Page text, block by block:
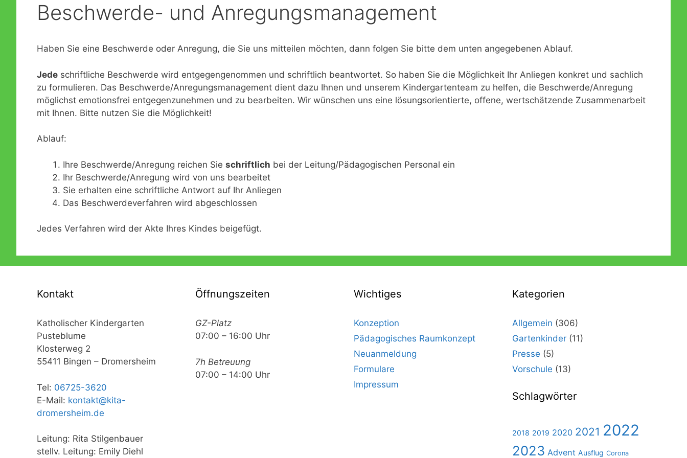
Formulare Eingewöhnungskonzept
Konzeption der KiTa
Dreistufiges Bildungskonzept
Fragen und Antworten zur Praxis der Offenen Arbeit
Brandschutzmaßnahmen
Bibelstunde
St. Martin Ein Garten für Kinder – Das Konzept
Einweihung der Räumlichkeiten
Einweihung des Außengeländes
Lesemaus trifft Leseratte Gartenkinder Konzept
Sonos
Beschwerde- und Anregungsmanagement
Haben Sie eine Beschwerde oder Anregung, die Sie uns mitteilen möchten, dann folgen Sie bitte dem unten angegebenen Ablauf.
Jede schriftliche Beschwerde wird entgegengenommen und schriftlich beantwortet. So haben Sie die Möglichkeit Ihr Anliegen konkret und sachlich
zu formulieren. Das Beschwerde/Anregungsmanagement dient dazu Ihnen und unserem Kindergartenteam zu helfen, die Beschwerde/Anregung
möglichst emotionsfrei entgegenzunehmen und zu bearbeiten. Wir wünschen uns eine lösungsorientierte, offene, wertschätzende Zusammenarbeit
mit Ihnen. Bitte nutzen Sie die Möglichkeit!
Ablauf:
Ihre Beschwerde/Anregung reichen Sie schriftlich bei der Leitung/Pädagogischen Personal ein
Ihr Beschwerde/Anregung wird von uns bearbeitet
Sie erhalten eine schriftliche Antwort auf Ihr Anliegen
Das Beschwerdeverfahren wird abgeschlossen
Jedes Verfahren wird der Akte Ihres Kindes beigefügt.
Kontakt
Katholischer Kindergarten
Pusteblume
Klosterweg 2
55411 Bingen – Dromersheim
Tel: 06725-3620
E-Mail: kontakt@kita-
dromersheim.de
Leitung: Rita Stilgenbauer
stellv. Leitung: Emily Diehl
Öffnungszeiten
GZ-Platz
07:00 – 16:00 Uhr
7h Betreuung
07:00 – 14:00 Uhr
Wichtiges
Konzeption
Pädagogisches Raumkonzept
Neuanmeldung
Formulare
Impressum
Kategorien
Allgemein (306)
Gartenkinder (11)
Presse (5)
Vorschule (13)
Schlagwörter
2018 2019 2020 2021 2022
2023 Advent Ausflug Corona